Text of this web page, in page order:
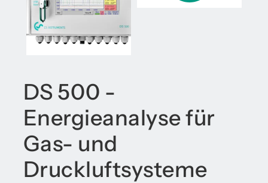
DS 500 -
Energieanalyse für
Gas- und
Druckluftsysteme